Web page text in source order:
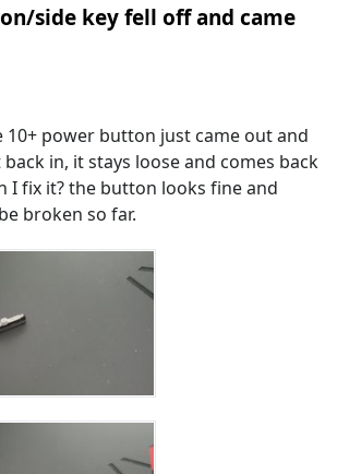
side key fell off and came
10+ power button just came out and
in, it stays loose and comes back
I fix it? the button looks fine and
broken so far.